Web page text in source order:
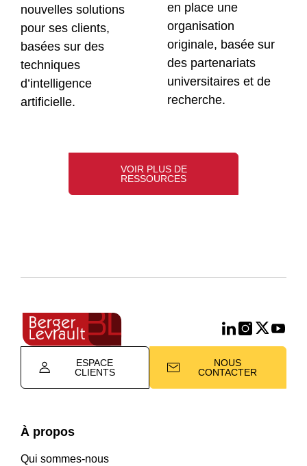
nouvelles solutions
pour ses clients,
basées sur des
techniques
d’intelligence
artificielle.
en place une
organisation
originale, basée sur
des partenariats
universitaires et de
recherche.
VOIR PLUS DE
RESSOURCES
ESPACE
CLIENTS
NOUS
CONTACTER
À propos
Qui sommes-nous